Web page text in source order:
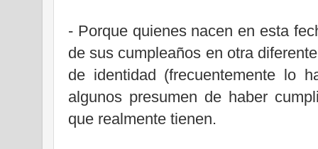
- Porque quienes nacen en esta
de sus cumpleaños en otra
de identidad (frecuentemente lo
algunos presumen de haber
que realmente tienen.